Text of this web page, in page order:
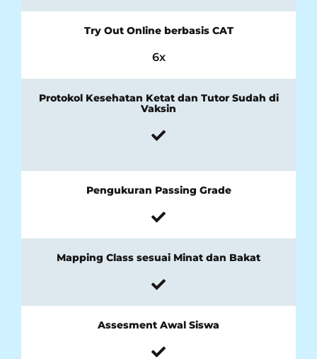
Try Out Online berbasis CAT
6x
Protokol Kesehatan Ketat dan Tutor Sudah di
Vaksin
Pengukuran Passing Grade
Mapping Class sesuai Minat dan Bakat
Assesment Awal Siswa